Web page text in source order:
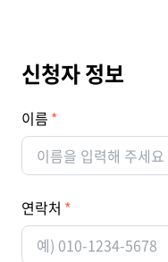
신청자 정보
이름
연락처